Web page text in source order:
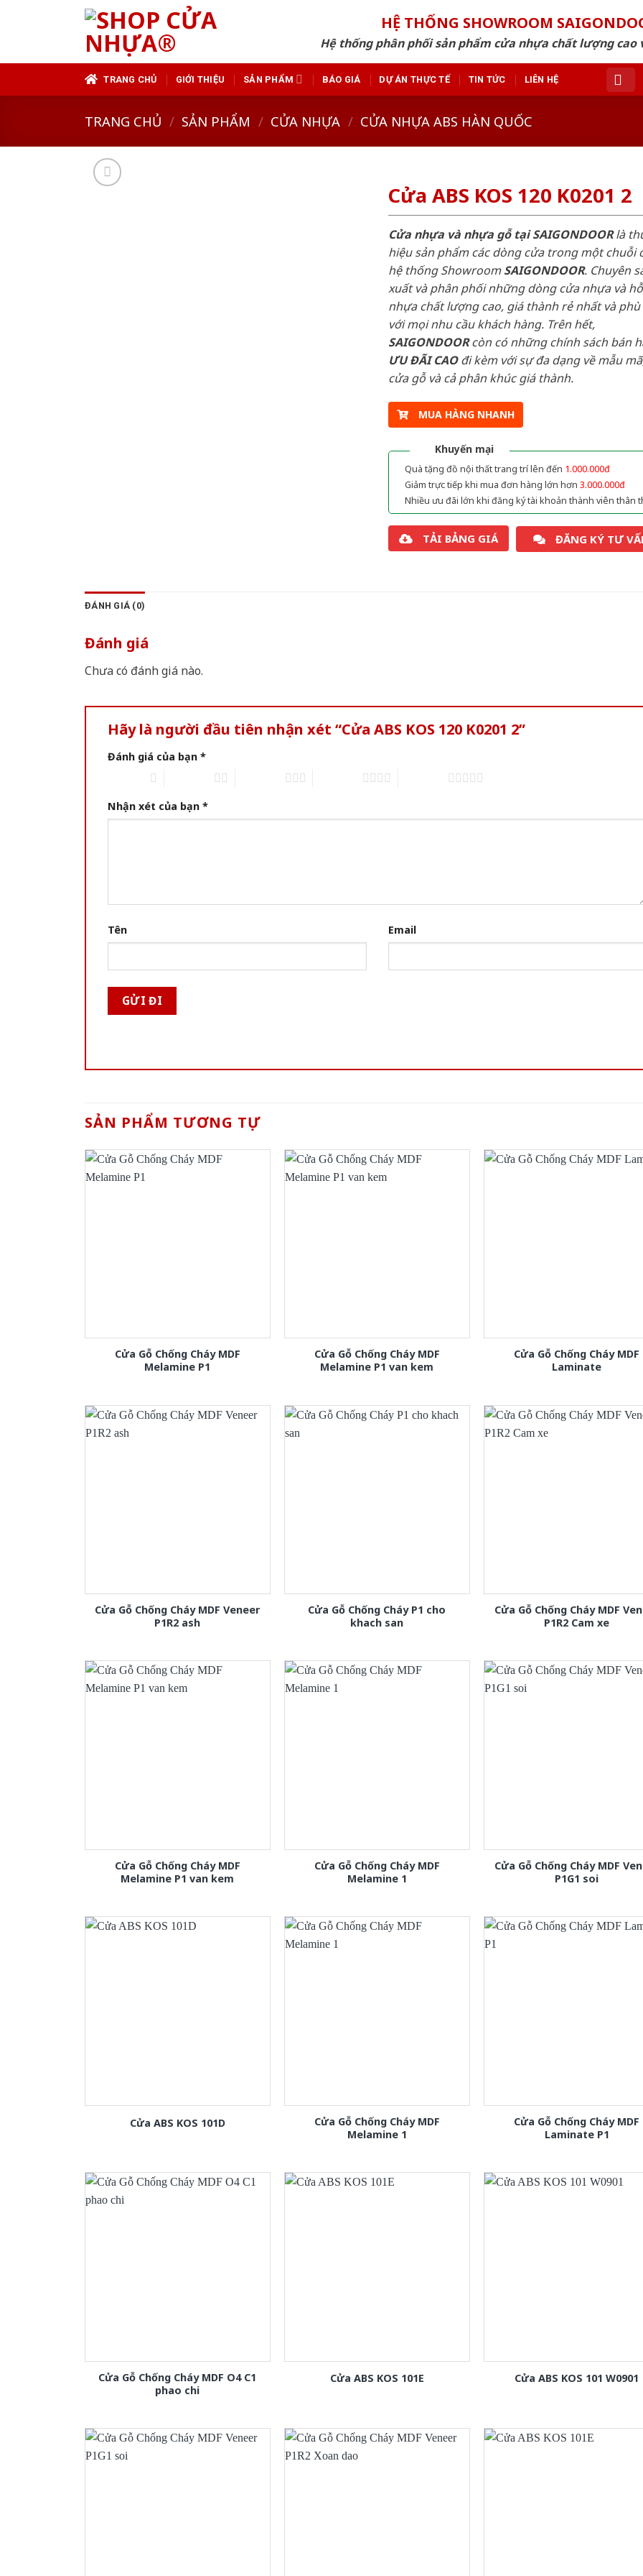
HỆ THỐNG SHOWROOM
Hệ thống phân phối sản phẩm cửa nhựa chất lượng cao
TRANG CHỦ GIỚI THIỆU SẢN PHẨM BÁO GIÁ DỰ ÁN THỰC TẾ TIN TỨC LIÊN HỆ
TRANG CHỦ / SẢN PHẨM / CỬA NHỰA / CỬA NHỰA ABS HÀN QUỐC
Cửa ABS KOS 120 K0201 2
Cửa nhựa và nhựa gỗ tại SAIGONDOORlà
hiệu sản phẩm các dòng cửa trong một chuỗi
hệ thống ShowroomSAIGONDOOR. Chuyên
xuất và phân phối những dòng cửa nhựa và
nhựa chất lượng cao, giá thành rẻ nhất và
với mọi nhu cầu khách hàng. Trên hết,
SAIGONDOORcòn có những chính sách bán
ƯU ĐÃI CAOđi kèm với sự đa dạng về mẫu
cửa gỗ và cả phân khúc giá thành.
MUA HÀNG NHANH
Khuyến mại
Quà tặng đồ nội thất trang trí lên đến 1.000.000đ
Giảm trực tiếp khi mua đơn hàng lớn hơn 3.000.000đ
Nhiều ưu đãi lớn khi đăng ký tài khoản thành viên thân
TẢI BẢNG GIÁ ĐĂNG KÝ TƯ
ĐÁNH GIÁ (0)
Đánh giá
Chưa có đánh giá nào.
Hãy là người đầu tiên nhận xét “Cửa ABS KOS 120 K0201 2”
Đánh giá của bạn *
Nhận xét của bạn *
Tên Email
SẢN PHẨM TƯƠNG TỰ
Cửa Gỗ Chống Cháy MDF
Melamine P1
Cửa Gỗ Chống Cháy MDF
Melamine P1 van kem
Cửa Gỗ Chống Cháy MDF
Laminate
Cửa Gỗ Chống Cháy MDF Veneer
P1R2 ash
Cửa Gỗ Chống Cháy P1 cho
khach san
Cửa Gỗ Chống Cháy MDF
P1R2 Cam xe
Cửa Gỗ Chống Cháy MDF
Melamine P1 van kem
Cửa Gỗ Chống Cháy MDF
Melamine 1
Cửa Gỗ Chống Cháy MDF
P1G1 soi
Cửa ABS KOS 101D
Cửa Gỗ Chống Cháy MDF
Melamine 1
Cửa Gỗ Chống Cháy MDF
Laminate P1
Cửa Gỗ Chống Cháy MDF O4 C1
phao chi
Cửa ABS KOS 101E Cửa ABS KOS 101 W0901